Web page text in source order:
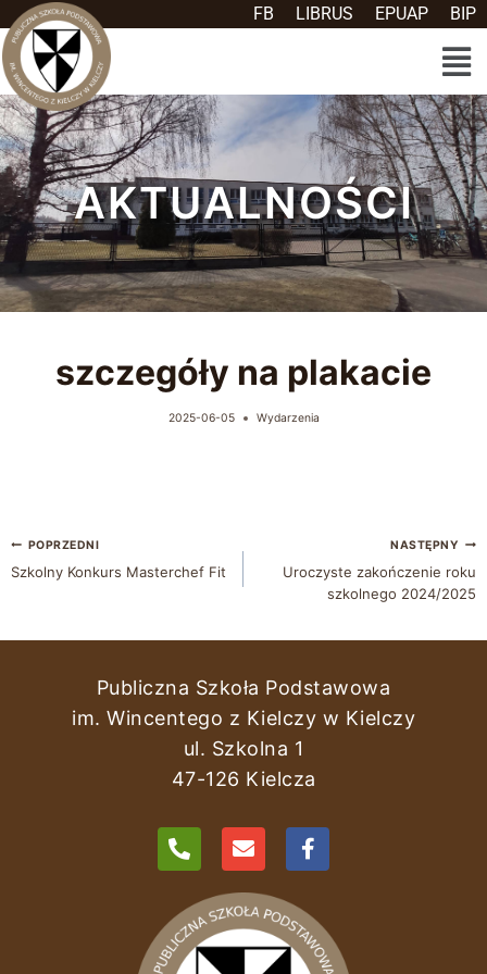
FB LIBRUS EPUAP BIP
AKTUALNOŚCI
szczegóły na plakacie
2025-06-05 Wydarzenia
POPRZEDNI
Szkolny Konkurs Masterchef Fit
NASTĘPNY
Uroczyste zakończenie roku
szkolnego 2024/2025
Publiczna Szkoła Podstawowa
im. Wincentego z Kielczy w Kielczy
ul. Szkolna 1
47-126 Kielcza